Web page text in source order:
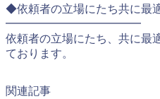
◆依頼者の立場にたち共に最
━━━━━━━━━━━━
依頼者の立場にたち、共に最
ております。
関連記事